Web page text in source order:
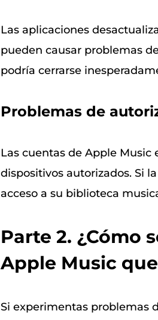
Las aplicaciones
pueden causar problemas
podría cerrarse
Problemas de
Las cuentas de Apple Music
dispositivos autorizados. Si
acceso a su biblioteca
Parte 2. ¿Cómo
Apple Music
Si experimentas problemas